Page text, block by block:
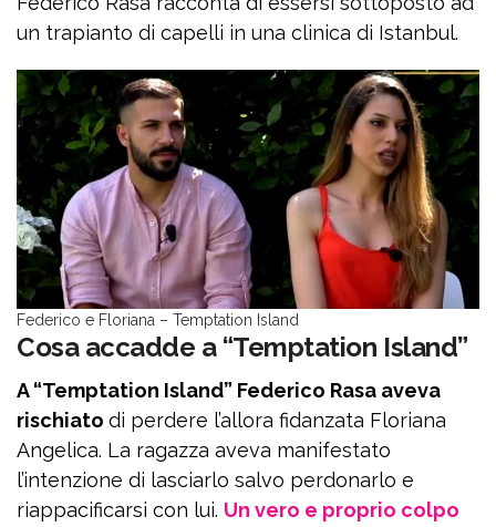
un trapianto di capelli in una clinica di Istanbul.
Federico e Floriana – Temptation Island
Cosa accadde a “Temptation Island”
A “Temptation Island” Federico Rasa aveva
rischiato di perdere l’allora fidanzata Floriana
Angelica. La ragazza aveva manifestato
l’intenzione di lasciarlo salvo perdonarlo e
riappacificarsi con lui. Un vero e proprio colpo